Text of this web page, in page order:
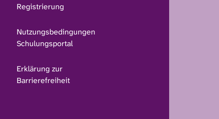
Registrierung
Nutzungsbedingungen
Schulungsportal
Erklärung zur
Barrierefreiheit